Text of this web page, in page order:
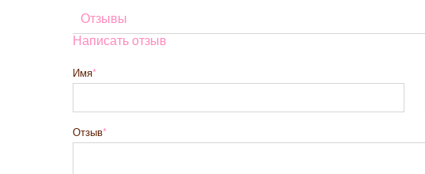
Отзывы
Написать отзыв
Имя
Отзыв